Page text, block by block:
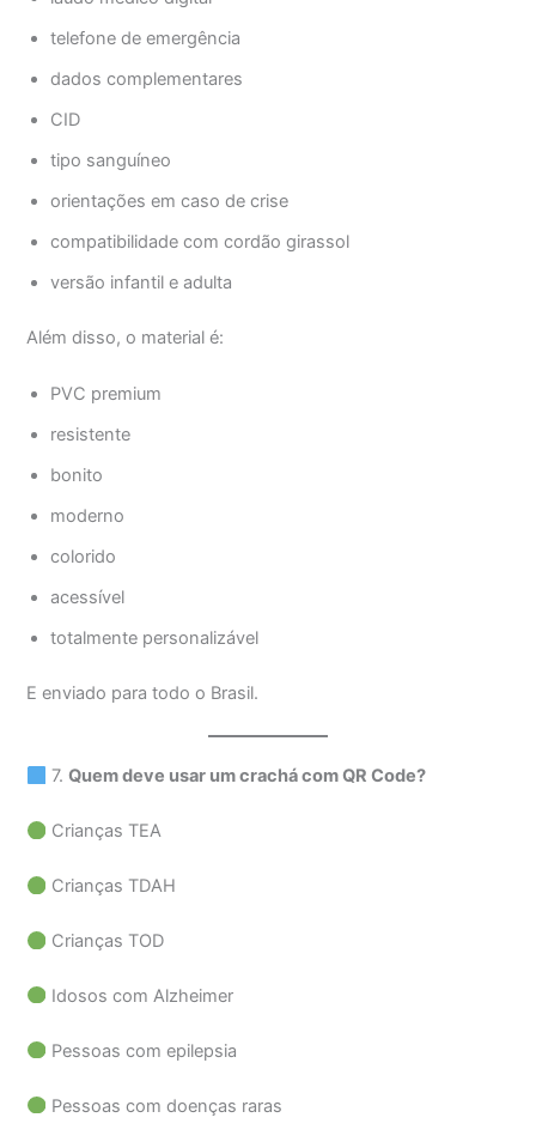
telefone de emergência
dados complementares
CID
tipo sanguíneo
orientações em caso de crise
compatibilidade com cordão girassol
versão infantil e adulta
Além disso, o material é:
PVC premium
resistente
bonito
moderno
colorido
acessível
totalmente personalizável
E enviado para todo o Brasil.
7.Quem deve usar um crachá com QR Code?
Crianças TEA
Crianças TDAH
Crianças TOD
Idosos com Alzheimer
Pessoas com epilepsia
Pessoas com doenças raras